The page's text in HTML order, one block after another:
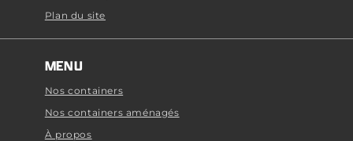
Plan du site
MENU
Nos containers
Nos containers aménagés
À propos